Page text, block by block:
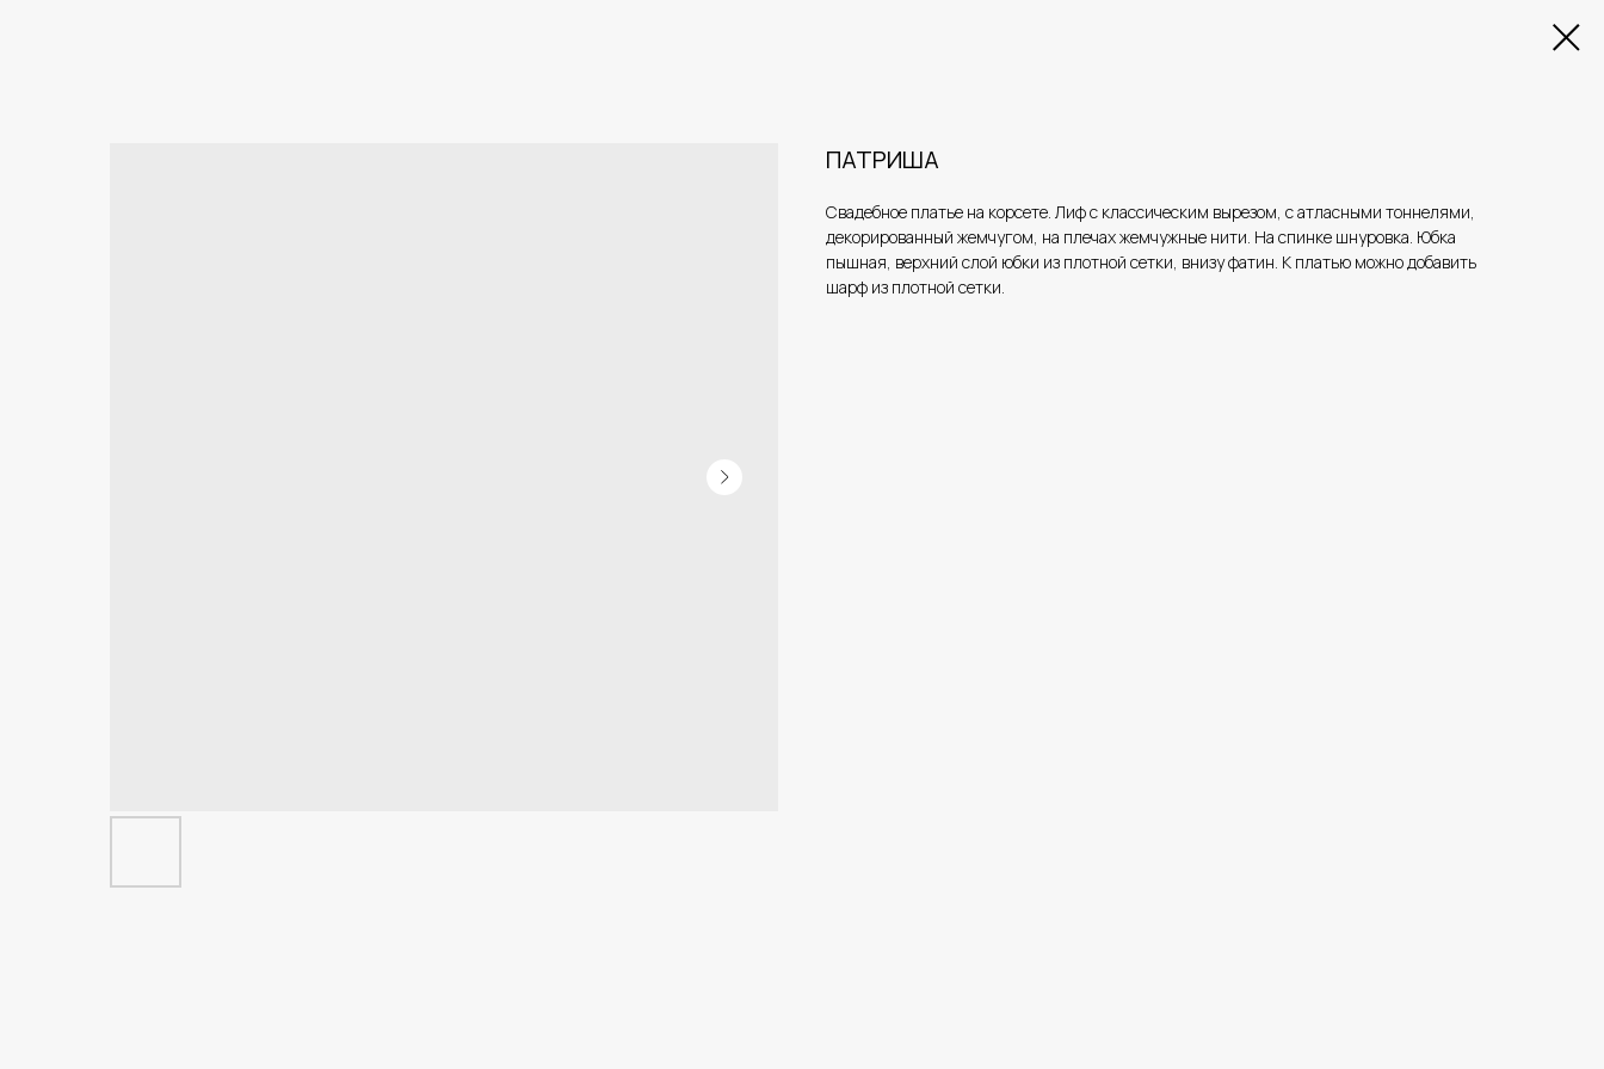
ПАТРИША
Свадебное платье на корсете. Лиф с классическим вырезом, с атласными тоннелями,
декорированный жемчугом, на плечах жемчужные нити. На спинке шнуровка. Юбка
пышная, верхний слой юбки из плотной сетки, внизу фатин. К платью можно добавить
шарф из плотной сетки.